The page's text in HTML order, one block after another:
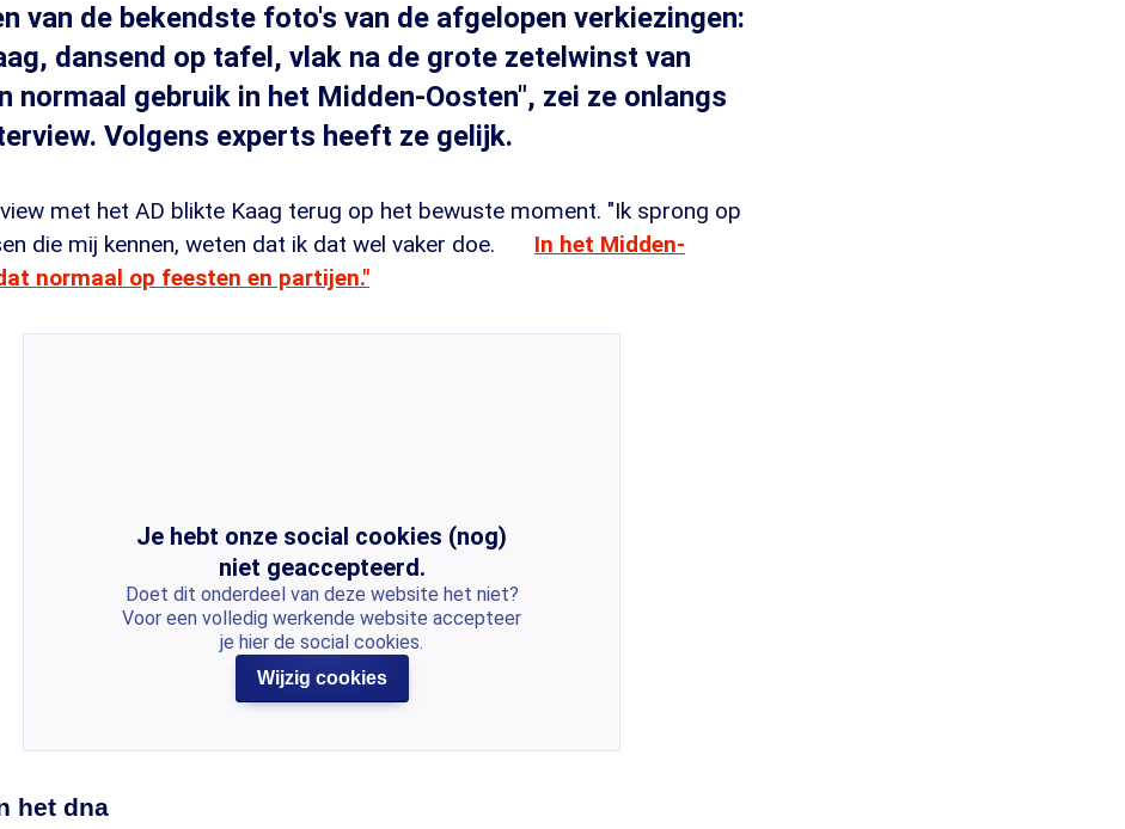
van de bekendste foto's van de afgelopen verkiezingen:
dansend op tafel, vlak na de grote zetelwinst van
normaal gebruik in het Midden-Oosten", zei ze onlangs
Volgens experts heeft ze gelijk.
met het AD blikte Kaag terug op het bewuste moment. "Ik sprong op
die mij kennen, weten dat ik dat wel vaker doe.
In het Midden-
normaal op feesten en partijen."
Je hebt onze social cookies (nog)
niet geaccepteerd.
Doet dit onderdeel van deze website het niet?
Voor een volledig werkende website accepteer
je hier de social cookies.
Wijzig cookies
het dna